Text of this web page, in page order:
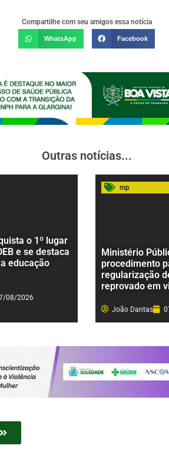
Compartilhe com seu amigos essa notícia
WhatsApp Facebook
Outras notícias...
o 1º lugar
e se destaca
educação
08/2026
mp
Ministério
procedimento
regularização
reprovado em
João Dantas